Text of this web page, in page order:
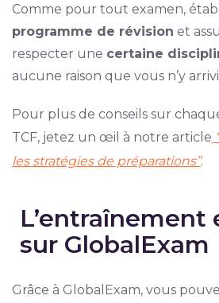
Comme pour tout examen,
programme de révision et
respecter une certaine
aucune raison que vous n’y
Pour plus de conseils sur
TCF, jetez un œil à notre article
les stratégies de préparations”.
L’entraînement
sur GlobalExam
Grâce à GlobalExam, vous